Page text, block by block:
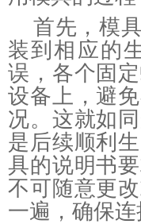
首先，模
装到相应的
误，各个固
设备上，避
况。这就如
是后续顺利
具的说明书
不可随意更
一遍，确保连